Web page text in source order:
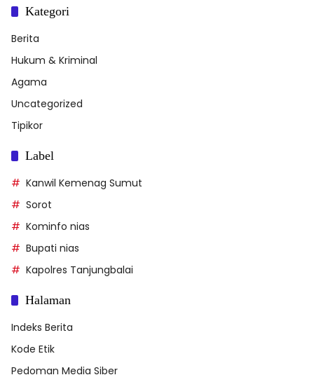
Kategori
Berita
Hukum & Kriminal
Agama
Uncategorized
Tipikor
Label
Kanwil Kemenag Sumut
Sorot
Kominfo nias
Bupati nias
Kapolres Tanjungbalai
Halaman
Indeks Berita
Kode Etik
Pedoman Media Siber